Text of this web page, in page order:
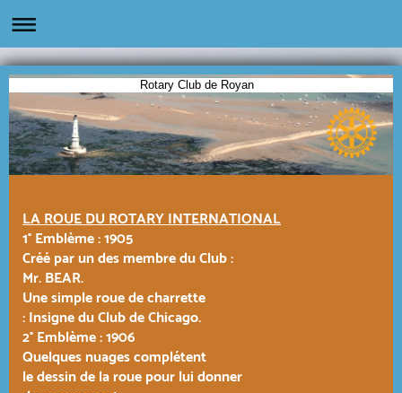
Rotary Club de Royan
LA ROUE DU ROTARY INTERNATIONAL
1° Emblème : 1905
Créé par un des membre du Club :
Mr. BEAR.
Une simple roue de charrette
: Insigne du Club de Chicago.
2° Emblème : 1906
Quelques nuages complétent
le dessin de la roue pour lui donner